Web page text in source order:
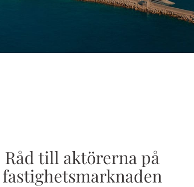
Råd till aktörerna på
fastighetsmarknaden